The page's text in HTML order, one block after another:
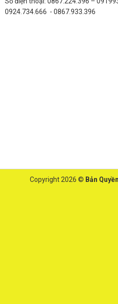
0924.734.666 - 0867.933.396
Copyright 2026 © Bản